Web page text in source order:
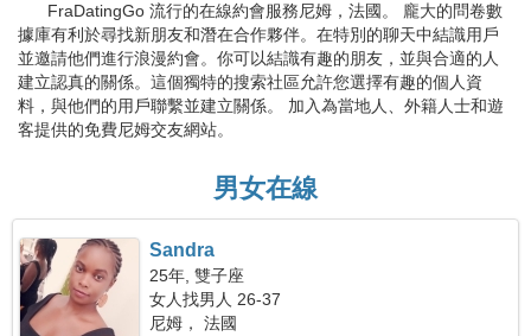
FraDatingGo 流行的在線約會服務尼姆，法國。 龐大的問卷數
據庫有利於尋找新朋友和潛在合作夥伴。在特別的聊天中結識用戶
並邀請他們進行浪漫約會。你可以結識有趣的朋友，並與合適的人
建立認真的關係。這個獨特的搜索社區允許您選擇有趣的個人資
料，與他們的用戶聯繫並建立關係。 加入為當地人、外籍人士和遊
客提供的免費尼姆交友網站。
男女在線
Sandra
25年, 雙子座
女人找男人 26-37
尼姆， 法國